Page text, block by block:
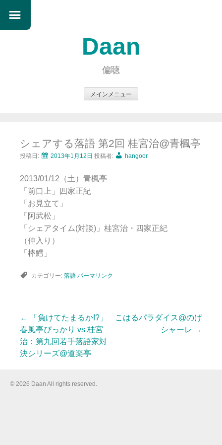
Daan
偏聴
メインメニュー
ン
ツ
ス
キ
ッ
プ
シェアする落語 第2回 桂宮治@青楓亭
投稿日: 2013年1月12日 投稿者: hangoor
2013/01/12（土）青楓亭
「前口上」四家正紀
「お見立て」
「阿武松」
「シェアタイム(対談)」桂宮治・四家正紀
（仲入り）
「棒鱈」
カテゴリー: 落語 パーマリンク
投
稿
←
「負けてたまるか!?」
春風亭ぴっかり vs 桂宮
治：第九回若手落語家対
決シリーズ@道楽亭
こはるパラダイス@のげ
シャーレ →
© 2026 Daan All rights reserved.